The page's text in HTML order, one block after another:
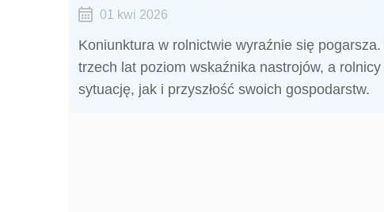
01 kwi 2026
Koniunktura w rolnictwie wyraźnie się
trzech lat poziom wskaźnika nastrojów, a
sytuację, jak i przyszłość swoich gospodarstw.